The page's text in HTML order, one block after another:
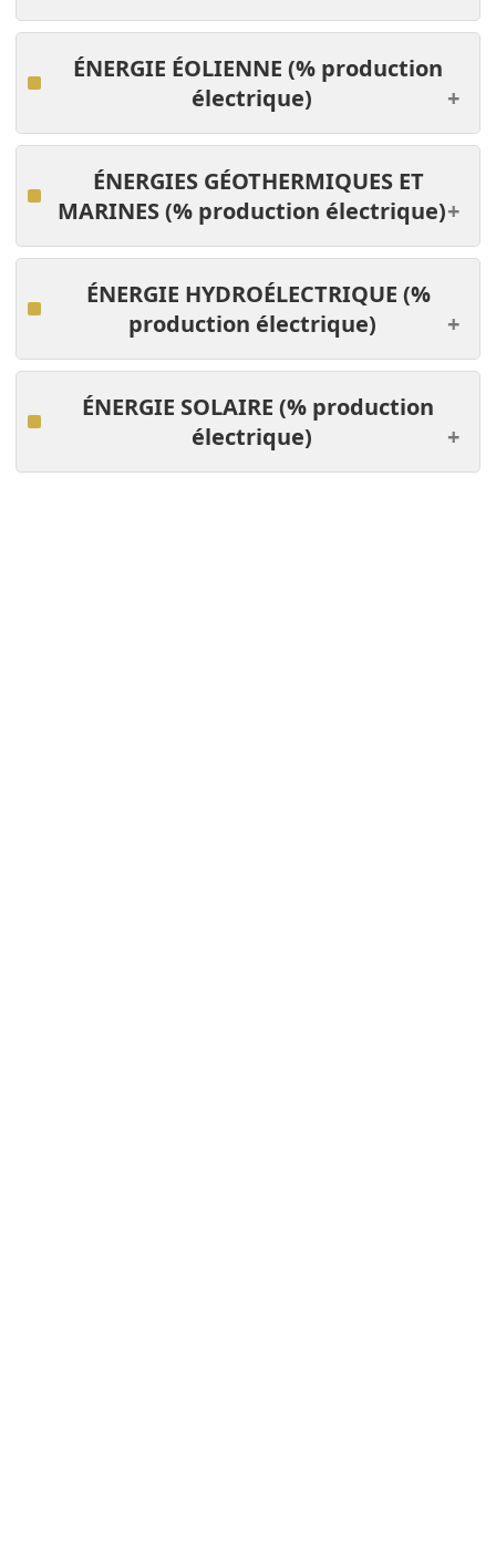
ÉNERGIE ÉOLIENNE (% production
électrique)
ÉNERGIES GÉOTHERMIQUES ET
MARINES(% production électrique)
ÉNERGIE HYDROÉLECTRIQUE (%
production électrique)
ÉNERGIE SOLAIRE (% production
électrique)